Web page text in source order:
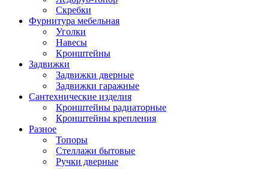
Скребки
Фурнитура мебельная
Уголки
Навесы
Кронштейны
Задвижки
Задвижки дверные
Задвижки гаражные
Сантехнические изделия
Кронштейны радиаторные
Кронштейны крепления
Разное
Топоры
Стеллажи бытовые
Ручки дверные